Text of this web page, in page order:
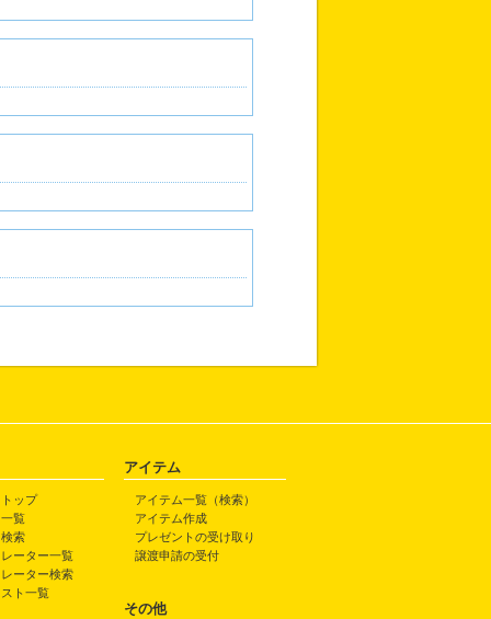
ップ
覧
索
ーター一覧
ーター検索
ト一覧
アイテム
アイテム一覧（検索）
アイテム作成
プレゼントの受け取り
譲渡申請の受付
その他